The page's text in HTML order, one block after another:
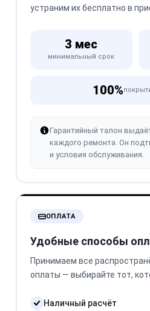
устраним их бесплатно в
3 мес
минимальный срок
100%
Гарантийный талон
каждого ремонта. Он
и условия обслуживания.
ОПЛАТА
Удобные способы
Принимаем все
оплаты — выбирайте тот,
Наличный расчёт